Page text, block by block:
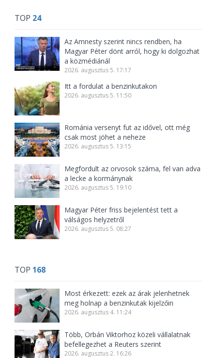
TOP 24
Az Amnesty szerint nincs rendben, ha
Magyar Péter dönt arról, hogy ki dolgozhat
a közmédiánál
2026. augusztus 5. 17:17
Itt a fordulat a benzinkutakon
2026. augusztus 5. 11:50
Románia versenyt fut az idővel, ott még
csak most jöhet a neheze
2026. augusztus 5. 13:15
Megfordult az orvosok száma, fel van adva
a lecke a kormánynak
2026. augusztus 5. 19:10
Magyar Péter friss bejelentést tett a
válságos helyzetről
2026. augusztus 5. 08:27
TOP 168
Most érkezett: ezek az árak jelenhetnek
meg holnap a benzinkutak kijelzőin
2026. augusztus 4. 11:24
Több, Orbán Viktorhoz közeli vállalatnak
befellegezhet a Reuters szerint
2026. augusztus 2. 16:26